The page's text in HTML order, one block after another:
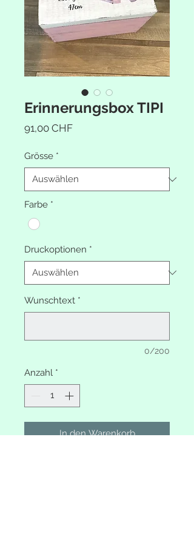
Erinnerungsbox TIPI
91,00 CHFPreis
Grösse *
Farbe *
Druckoptionen *
Wunschtext *
0/200
Anzahl *
In den Warenkorb